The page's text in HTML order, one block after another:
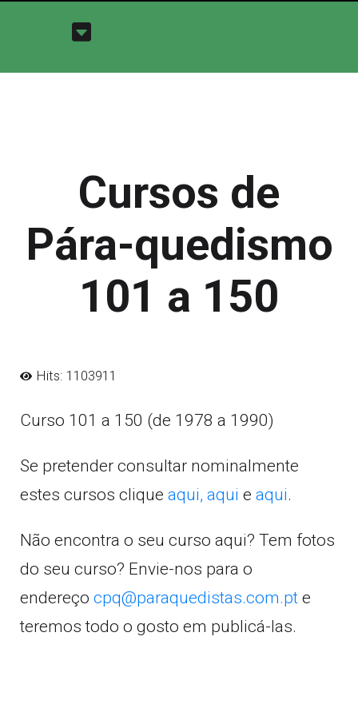
Cursos de
Pára-quedismo
101 a 150
Hits: 1103911
Curso 101 a 150 (de 1978 a 1990)
Se pretender consultar nominalmente
estes cursos clique aqui, aqui e aqui.
Não encontra o seu curso aqui? Tem fotos
do seu curso? Envie-nos para o
endereço cpq@paraquedistas.com.pt e
teremos todo o gosto em publicá-las.